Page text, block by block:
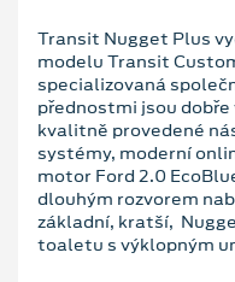
Transit Nugget Plus
modelu Transit
specializovaná
přednostmi jsou
kvalitně provedené
systémy, moderní
motor Ford 2.0
dlouhým rozvorem
základní, kratší,
toaletu s výklopným